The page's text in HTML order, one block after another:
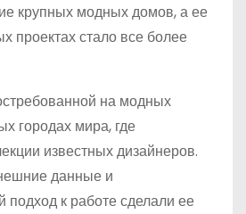
крупных модных домов, а ее
проектах стало все более
на модных
городах мира, где
известных дизайнеров.
данные и
к работе сделали ее